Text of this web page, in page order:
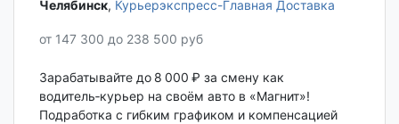
Челябинск‎, Курьерэкспресс-Главная Доставка
от 147 300 до 238 500 руб
Зарабатывайте до 8 000 ₽ за смену как
водитель‑курьер на своём авто в «Магнит»!
Подработка с гибким графиком и компенсацией